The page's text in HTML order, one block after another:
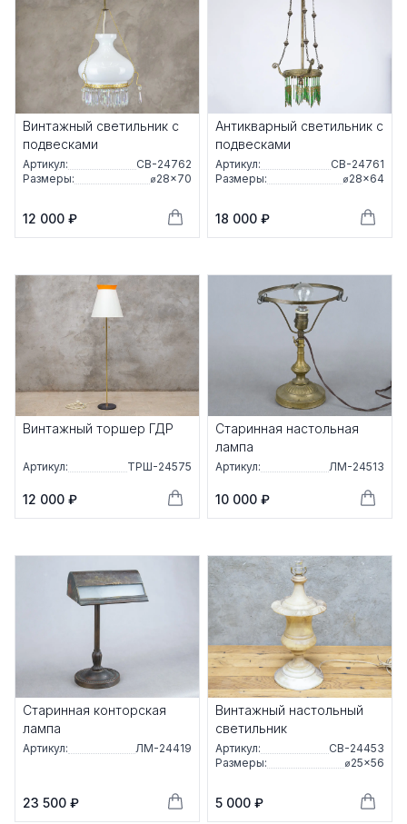
Винтажный светильник с
подвесками
Артикул:
СВ-24762
Размеры:
⌀28×70
12 000 ₽
Антикварный светильник с
подвесками
Артикул:
СВ-24761
Размеры:
⌀28×64
18 000 ₽
Винтажный торшер ГДР
Артикул: ТРШ-24575
12 000 ₽
Старинная настольная
лампа
Артикул: ЛМ-24513
10 000 ₽
Старинная конторская
лампа
Артикул: ЛМ-24419
23 500 ₽
Винтажный настольный
светильник
Артикул:
СВ-24453
Размеры:
⌀25×56
5 000 ₽